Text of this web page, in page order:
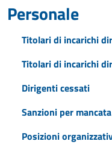
Personale
Titolari di incarichi
Titolari di incarichi
Dirigenti cessati
Sanzioni per
Posizioni